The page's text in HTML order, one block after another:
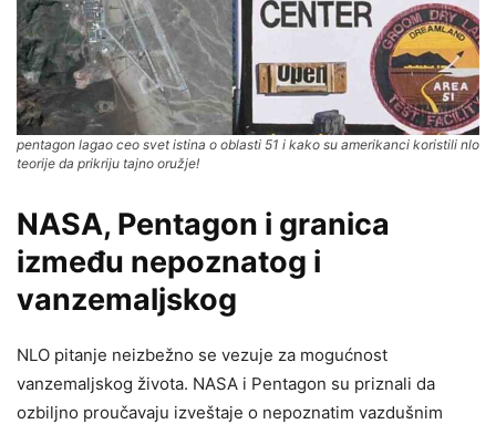
pentagon lagao ceo svet istina o oblasti 51 i kako su amerikanci koristili nlo
teorije da prikriju tajno oružje!
NASA, Pentagon i granica
između nepoznatog i
vanzemaljskog
NLO pitanje neizbežno se vezuje za mogućnost
vanzemaljskog života. NASA i Pentagon su priznali da
ozbiljno proučavaju izveštaje o nepoznatim vazdušnim